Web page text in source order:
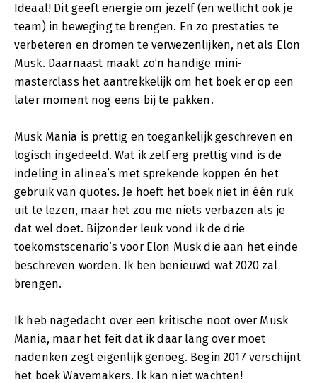
Ideaal! Dit geeft energie om jezelf (en wellicht ook je
team) in beweging te brengen. En zo prestaties te
verbeteren en dromen te verwezenlijken, net als Elon
Musk. Daarnaast maakt zo’n handige mini-
masterclass het aantrekkelijk om het boek er op een
later moment nog eens bij te pakken.
Musk Mania is prettig en toegankelijk geschreven en
logisch ingedeeld. Wat ik zelf erg prettig vind is de
indeling in alinea’s met sprekende koppen én het
gebruik van quotes. Je hoeft het boek niet in één ruk
uit te lezen, maar het zou me niets verbazen als je
dat wel doet. Bijzonder leuk vond ik de drie
toekomstscenario’s voor Elon Musk die aan het einde
beschreven worden. Ik ben benieuwd wat 2020 zal
brengen.
Ik heb nagedacht over een kritische noot over Musk
Mania, maar het feit dat ik daar lang over moet
nadenken zegt eigenlijk genoeg. Begin 2017 verschijnt
het boek Wavemakers. Ik kan niet wachten!